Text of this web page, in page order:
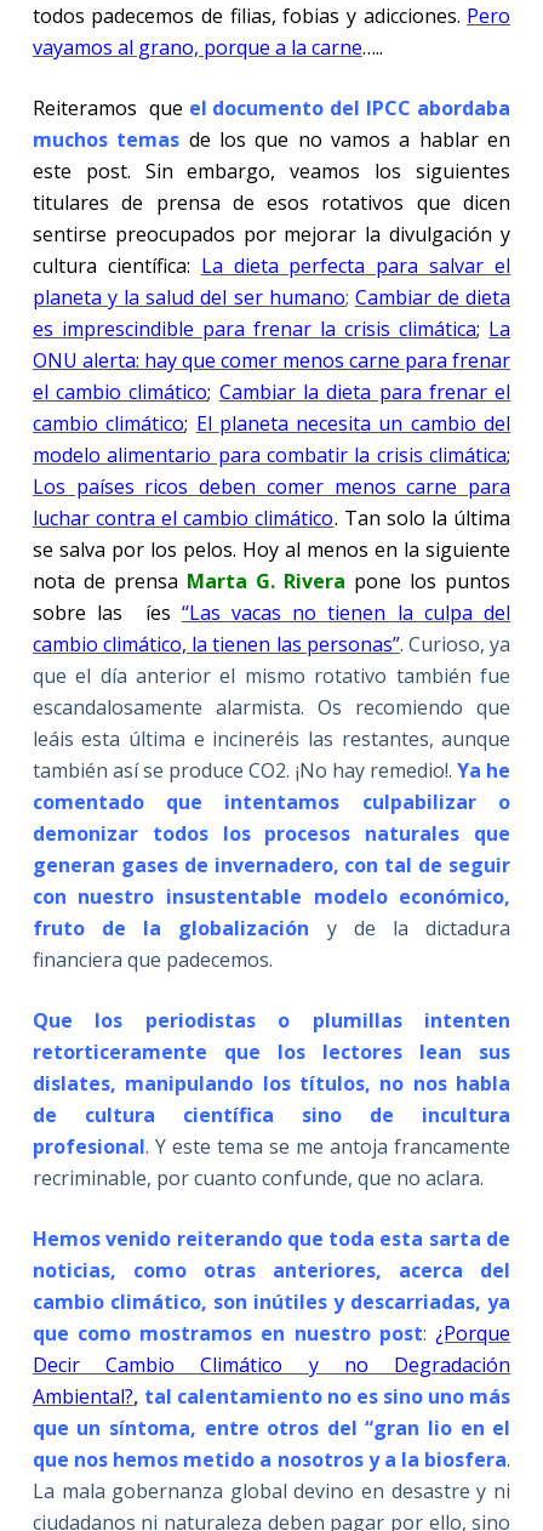
todos padecemos de filias, fobias y adicciones. Pero
vayamos al grano, porque a la carne…..
Reiteramos que el documento del IPCC abordaba
muchos temas de los que no vamos a hablar en
este post. Sin embargo, veamos los siguientes
titulares de prensa de esos rotativos que dicen
sentirse preocupados por mejorar la divulgación y
cultura científica: La dieta perfecta para salvar el
planeta y la salud del ser humano; Cambiar de dieta
es imprescindible para frenar la crisis climática; La
ONU alerta: hay que comer menos carne para frenar
el cambio climático; Cambiar la dieta para frenar el
cambio climático; El planeta necesita un cambio del
modelo alimentario para combatir la crisis climática;
Los países ricos deben comer menos carne para
luchar contra el cambio climático. Tan solo la última
se salva por los pelos. Hoy al menos en la siguiente
nota de prensa Marta G. Rivera pone los puntos
sobre las íes “Las vacas no tienen la culpa del
cambio climático, la tienen las personas”. Curioso, ya
que el día anterior el mismo rotativo también fue
escandalosamente alarmista. Os recomiendo que
leáis esta última e incineréis las restantes, aunque
también así se produce CO2. ¡No hay remedio!. Ya he
comentado que intentamos culpabilizar o
demonizar todos los procesos naturales que
generan gases de invernadero, con tal de seguir
con nuestro insustentable modelo económico,
fruto de la globalización y de la dictadura
financiera que padecemos.
Que los periodistas o plumillas intenten
retorticeramente que los lectores lean sus
dislates, manipulando los títulos, no nos habla
de cultura científica sino de incultura
profesional. Y este tema se me antoja francamente
recriminable, por cuanto confunde, que no aclara.
Hemos venido reiterando que toda esta sarta de
noticias, como otras anteriores, acerca del
cambio climático, son inútiles y descarriadas, ya
que como mostramos en nuestro post:¿Porque
Decir Cambio Climático y no Degradación
Ambiental?, tal calentamiento no es sino uno más
que un síntoma, entre otros del “gran lio en el
que nos hemos metido a nosotros y a la biosfera.
La mala gobernanza global devino en desastre y ni
ciudadanos ni naturaleza deben pagar por ello, sino